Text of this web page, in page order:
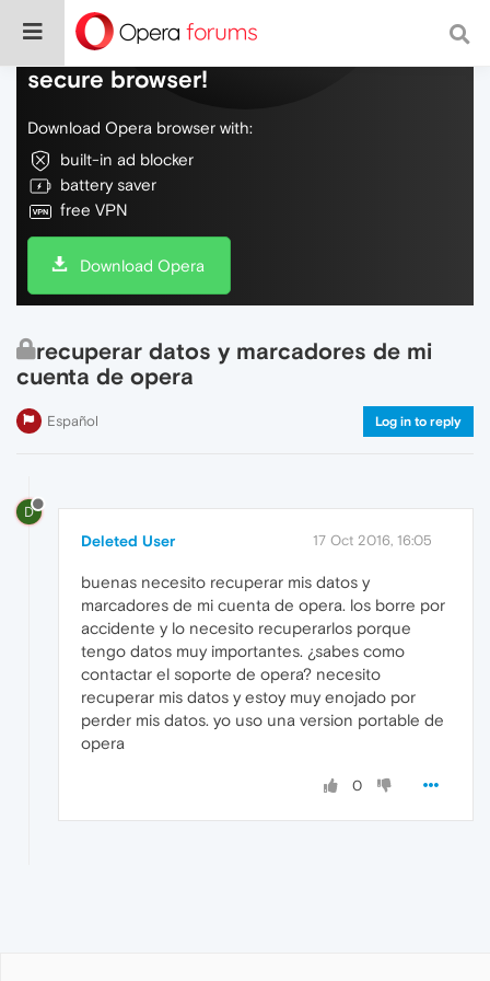
Do more on the web, with a fast and
secure browser!
Download Opera browser with:
built-in ad blocker
battery saver
free VPN
Download Opera
recuperar datos y marcadores de mi
cuenta de opera
Español Log in to reply
D
Deleted User 17 Oct 2016, 16:05
buenas necesito recuperar mis datos y
marcadores de mi cuenta de opera. los borre por
accidente y lo necesito recuperarlos porque
tengo datos muy importantes. ¿sabes como
contactar el soporte de opera? necesito
recuperar mis datos y estoy muy enojado por
perder mis datos. yo uso una version portable de
opera
0